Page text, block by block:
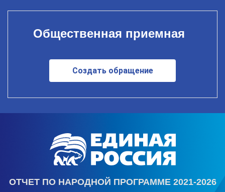
Общественная приемная
Создать обращение
ОТЧЕТ ПО НАРОДНОЙ ПРОГРАММЕ 2021-2026